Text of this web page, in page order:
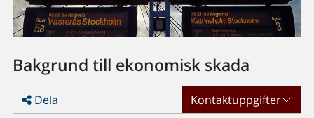
Bakgrund till ekonomisk skada
Dela Kontaktuppgifter